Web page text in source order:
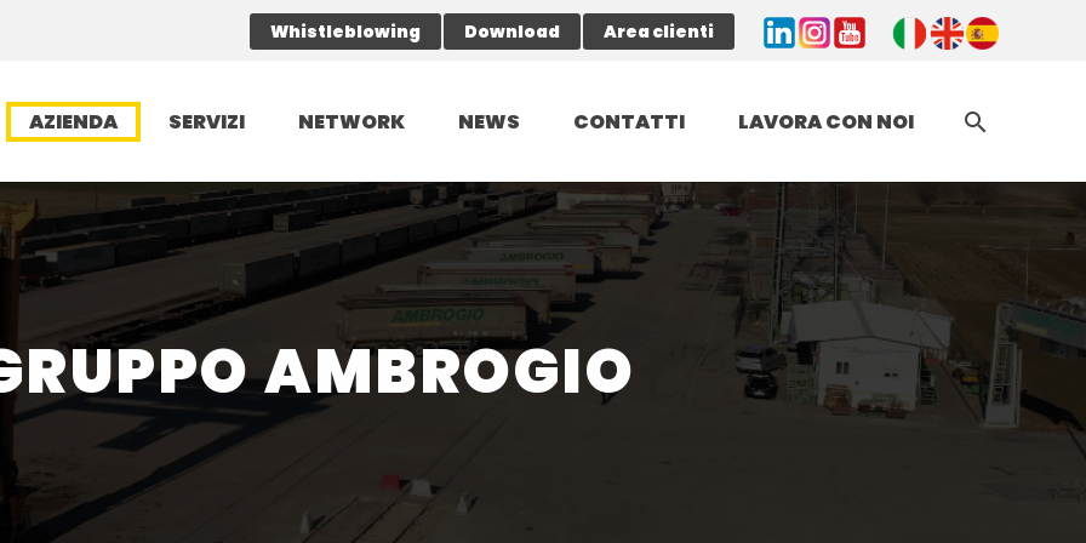
Whistleblowing Download Area clienti
AZIENDA SERVIZI NETWORK NEWS CONTATTI LAVORA CON NOI
AMBROGIO